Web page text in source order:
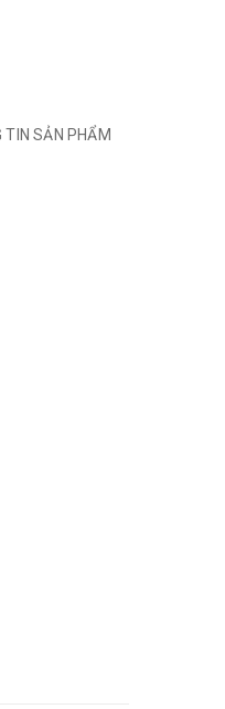
TIN SẢN PHẨM